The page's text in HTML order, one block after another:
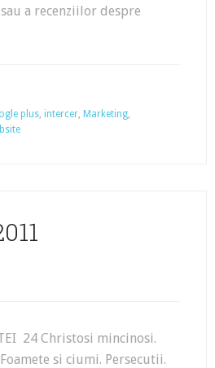
a recenziilor despre
plus, intercer, Marketing,
24 Christosi mincinosi.
si ciumi. Persecutii.